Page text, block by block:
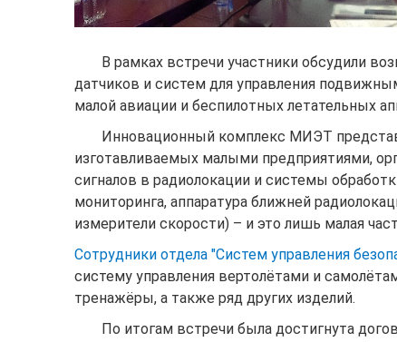
В рамках встречи участники обсудили
датчиков и систем для управления
малой авиации и беспилотных летательных
Инновационный комплекс МИЭТ
изготавливаемых малыми предприятиями,
сигналов в радиолокации и системы
мониторинга, аппаратура ближней
измерители скорости) – и это лишь малая
Сотрудники отдела "Систем управления
систему управления вертолётами и
тренажёры, а также ряд других изделий.
По итогам встречи была достигнута